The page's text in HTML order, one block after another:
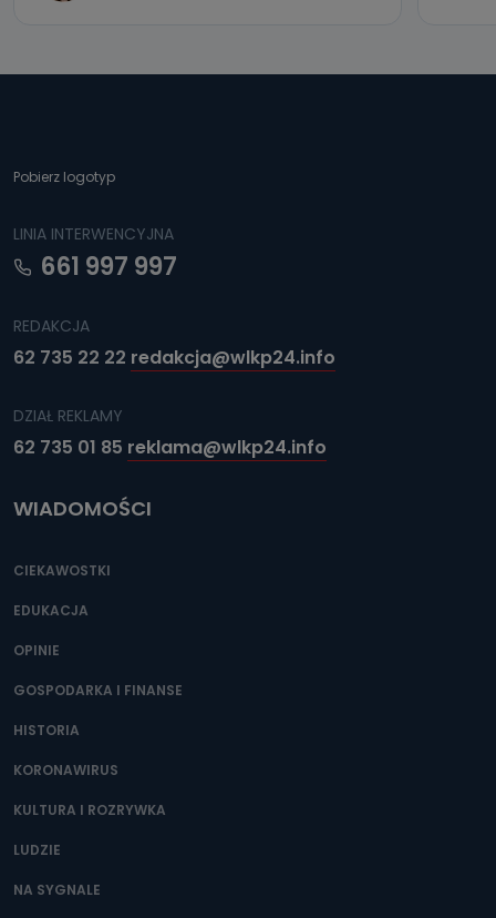
Pobierz logotyp
LINIA INTERWENCYJNA
661 997 997
REDAKCJA
62 735 22 22 redakcja@wlkp24.info
DZIAŁ REKLAMY
62 735 01 85 reklama@wlkp24.info
WIADOMOŚCI
CIEKAWOSTKI
EDUKACJA
OPINIE
GOSPODARKA I FINANSE
HISTORIA
KORONAWIRUS
KULTURA I ROZRYWKA
LUDZIE
NA SYGNALE